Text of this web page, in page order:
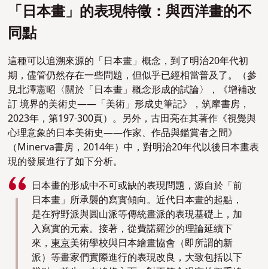
「日本畫」的表現特徵：與西洋畫的不
同點
這種可以追溯來源的「日本畫」概念，到了明治20年代初
期，儘管仍然存在一些問題，但似乎已經相當普及了。（參
見北澤憲昭〈關於「日本畫」概念形成的試論〉，《增補改
訂 境界的美術史——「美術」形成史筆記》，筑摩書房，
2023年，第197-300頁）。 另外，古田亮在其著作《視覺與
心理意象的日本美術史——作家、作品與鑑賞者之間》
（Minerva書房，2014年）中，對明治20年代以後日本畫表
現的發展進行了如下分析。
日本畫的形成中不可或缺的表現問題，源自於「前
日本畫」所承襲的寫實傾向。近代日本畫的起點，
是在狩野派與圓山派等傳統畫派的表現基礎上，加
入寫實的元素。接著，從費諾羅沙的理論延續下
來，東京美術學校與日本繪畫協會（即所謂的新
派）等畫家們實際進行的表現改良，大致包括以下